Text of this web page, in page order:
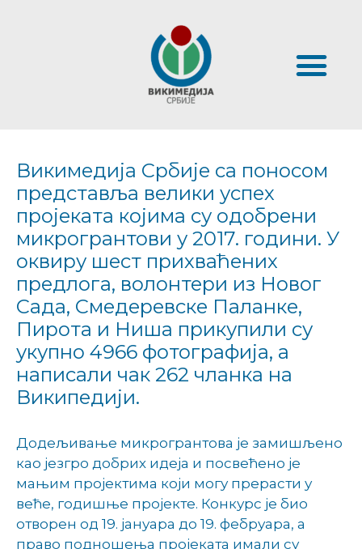
Викимедија Србије са поносом
представља велики успех
пројеката којима су одобрени
микрогрантови у 2017. години. У
оквиру шест прихваћених
предлога, волонтери из Новог
Сада, Смедеревске Паланке,
Пирота и Ниша прикупили су
укупно 4966 фотографија, а
написали чак 262 чланка на
Википедији.
Додељивање микрогрантова је замишљено
као језгро добрих идеја и посвећено је
мањим пројектима који могу прерасти у
веће, годишње пројекте. Конкурс је био
отворен од 19. јануара до 19. фебруара, а
право подношења пројеката имали су